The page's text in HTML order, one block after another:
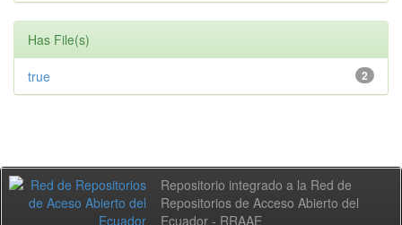
Has File(s)
2
true
Repositorio integrado a la Red de
Repositorios de Acceso Abierto del
Ecuador - RRAAE